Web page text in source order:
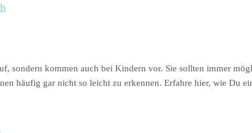
sondern kommen auch bei Kindern vor. Sie sollten immer
häufig gar nicht so leicht zu erkennen. Erfahre hier, wie Du